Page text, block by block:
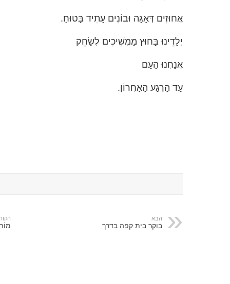
אֲחוּזִים דְּאָגָה וּבוֹנִים עָתִיד בָּטוּחַ.
יְלָדֵינוּ בָּחוּץ מַמְשִׁיכִים לְשַׂחֵק
אֲנַחְנוּ הָעָם
עַד הָרֶגַע הָאַחֲרוֹן.
הבא
בוקר בית קפה בדרך